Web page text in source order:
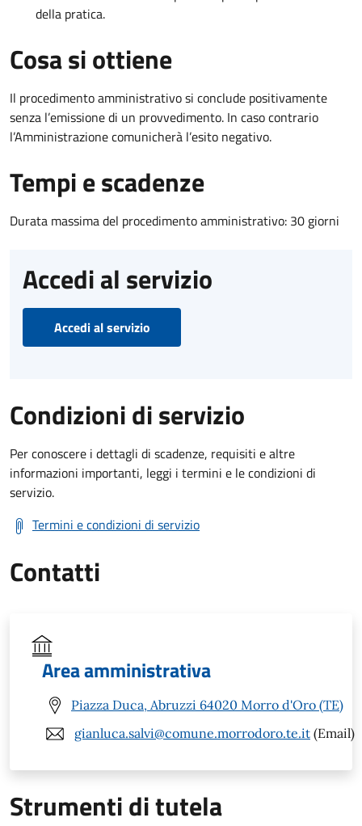
della pratica.
Cosa si ottiene
Il procedimento amministrativo si conclude positivamente
senza l’emissione di un provvedimento. In caso contrario
l’Amministrazione comunicherà l’esito negativo.
Tempi e scadenze
Durata massima del procedimento amministrativo: 30 giorni
Accedi al servizio
Accedi al servizio
Condizioni di servizio
Per conoscere i dettagli di scadenze, requisiti e altre
informazioni importanti, leggi i termini e le condizioni di
servizio.
Termini e condizioni di servizio
Contatti
Area amministrativa
Piazza Duca, Abruzzi 64020 Morro d'Oro (TE)
gianluca.salvi@comune.morrodoro.te.it (Email)
Strumenti di tutela